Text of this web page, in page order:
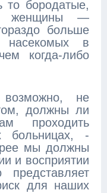
бородатые,
женщины —
больше
насекомых в
когда-либо
возможно, не
должны ли
проходить
больницах, -
мы должны
и восприятии
для наших